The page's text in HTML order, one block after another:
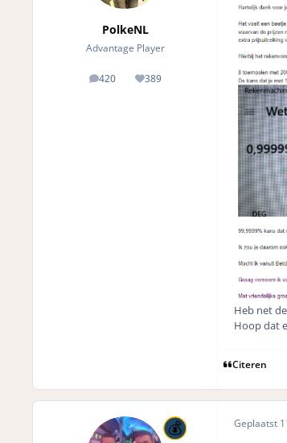
PolkeNL
Advantage Player
420
posts 389
Reputation
Heb net
Hoop dat
Citeren
Geplaatst